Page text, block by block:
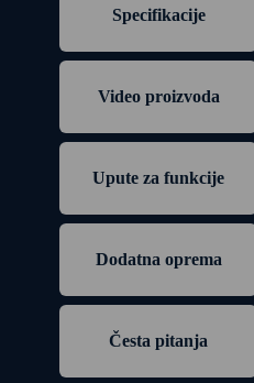
Specifikacije
Video proizvoda
Upute za funkcije
Dodatna oprema
Česta pitanja